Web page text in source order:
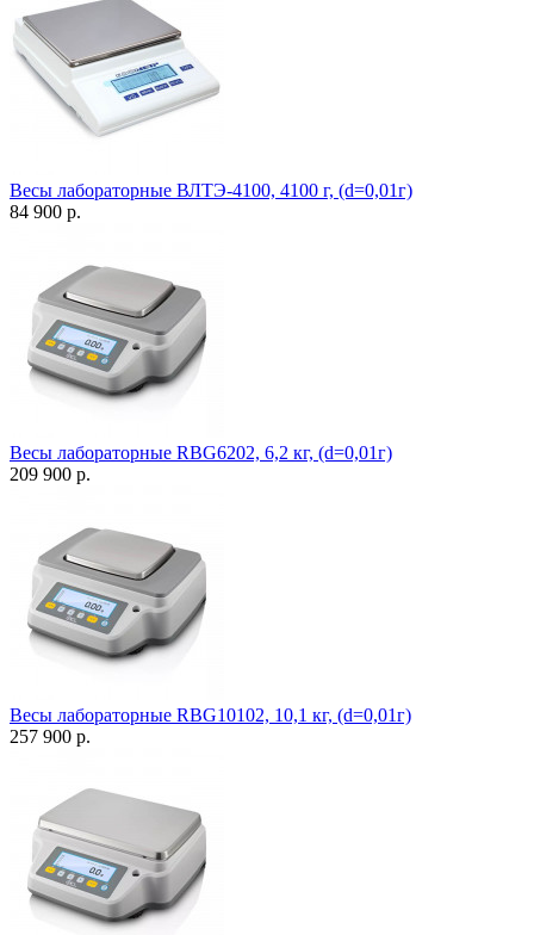
Весы лабораторные ВЛТЭ-4100, 4100 г, (d=0,01г)
84 900 р.
Весы лабораторные RBG6202, 6,2 кг, (d=0,01г)
209 900 р.
Весы лабораторные RBG10102, 10,1 кг, (d=0,01г)
257 900 р.